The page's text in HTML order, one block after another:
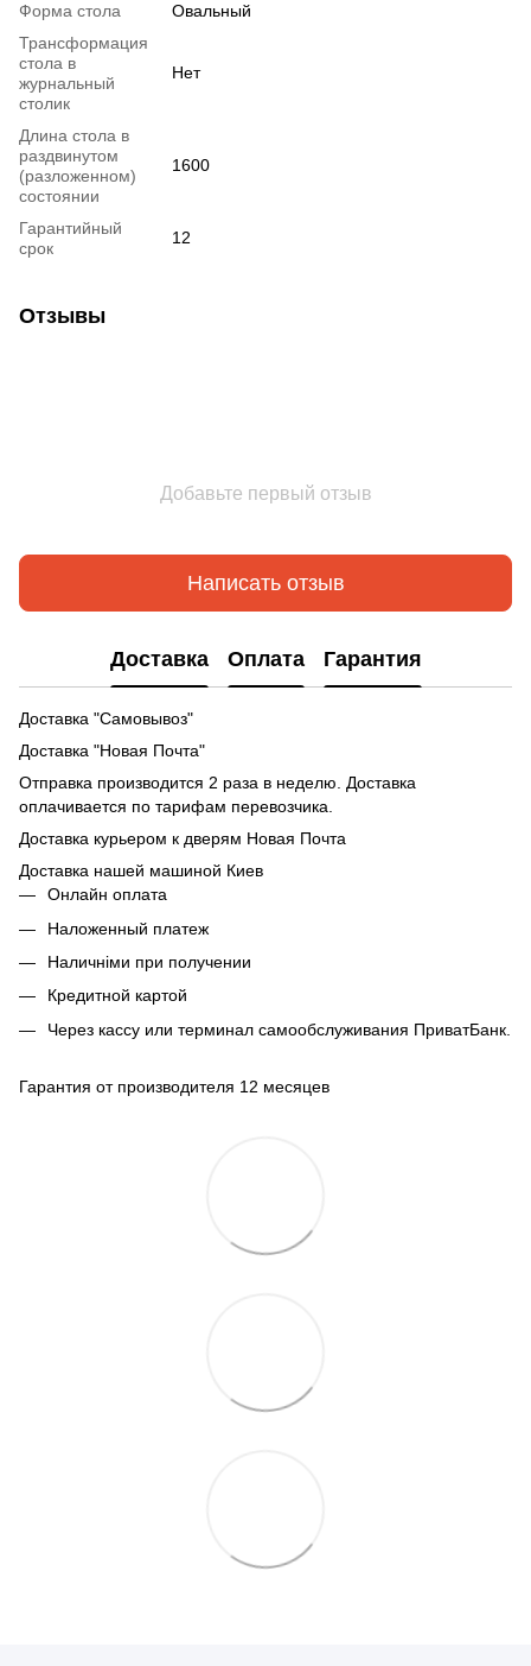
Форма стола
Овальный
Трансформация
стола в
журнальный
столик
Нет
Длина стола в
раздвинутом
(разложенном)
состоянии
1600
Гарантийный
срок
12
Отзывы
Добавьте первый отзыв
Написать отзыв
Доставка Оплата Гарантия
Доставка "Самовывоз"
Доставка "Новая Почта"
Отправка производится 2 раза в неделю. Доставка
оплачивается по тарифам перевозчика.
Доставка курьером к дверям Новая Почта
Доставка нашей машиной Киев
Онлайн оплата
Наложенный платеж
Наличніми при получении
Кредитной картой
Через кассу или терминал самообслуживания ПриватБанк.
Гарантия от производителя 12 месяцев